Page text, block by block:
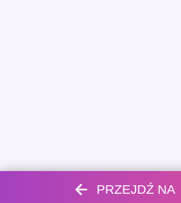
PRZEJDŹ NA